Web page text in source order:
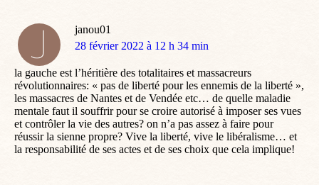
janou01
dit
28 février 2022 à 12 h 34 min
la gauche est l’héritière des totalitaires et massacreurs
révolutionnaires: « pas de liberté pour les ennemis de la liberté »,
les massacres de Nantes et de Vendée etc… de quelle maladie
mentale faut il souffrir pour se croire autorisé à imposer ses vues
et contrôler la vie des autres? on n’a pas assez à faire pour
réussir la sienne propre? Vive la liberté, vive le libéralisme… et
la responsabilité de ses actes et de ses choix que cela implique!